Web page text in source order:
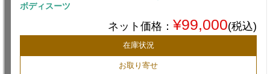
ボディスーツ
ネット価格： ¥99,000(税込)
在庫状況
お取り寄せ